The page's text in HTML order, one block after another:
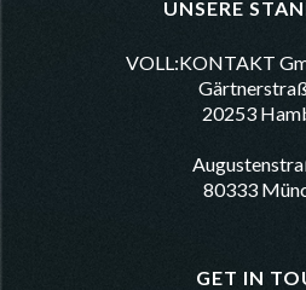
UNSERE
VOLL:KONTAKT
20253
80333
GET IN